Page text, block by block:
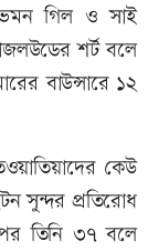
গিল ও সাই
শর্ট বলে
বাউন্সারে ১২
কেউ
সুন্দর প্রতিরোধ
তিনি ৩৭ বলে